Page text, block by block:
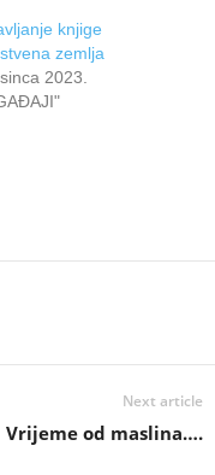
knjige
zemlja
2023.
Next article
Vrijeme od maslina….